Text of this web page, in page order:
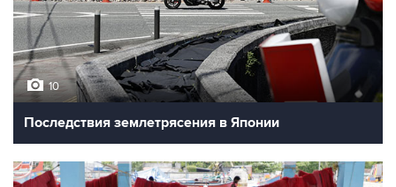
10
Последствия землетрясения в Японии